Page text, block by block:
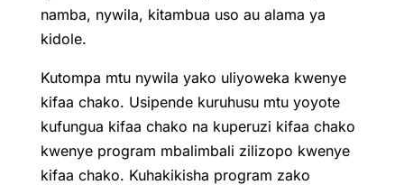
namba, nywila, kitambua uso au alama ya
kidole.
Kutompa mtu nywila yako uliyoweka kwenye
kifaa chako. Usipende kuruhusu mtu yoyote
kufungua kifaa chako na kuperuzi kifaa chako
kwenye program mbalimbali zilizopo kwenye
kifaa chako. Kuhakikisha program zako